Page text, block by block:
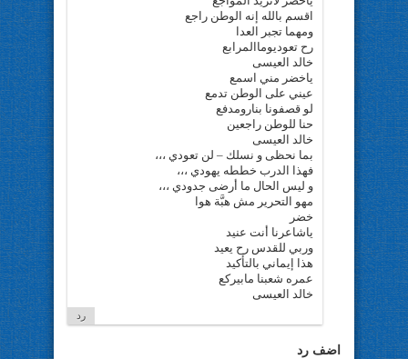
اقسم بالله إنه الوطن راجع
ومهما تجبر العدا
رح تعوديوماالمرابع
خالد العيسى
ياخضر مني اسمع
عيني على الوطن تدمع
لو قصفونا بنارومدفع
حنا للوطن راجعين
خالد العيسى
بما نحظى و نسلك – لن تعودي ،،،
فهذا الدرب خططه يهودي ،،،
و ليس الحال ما أرضى جدودي ،،،
مهو التحرير مش هبَّة هوا
خضر
ياشاعرنا أنت عنيد
وربي للقدس رح يعيد
هذا إيماني بالتأكيد
عمره شعبنا مابيركع
خالد العيسى
رد
اضف رد